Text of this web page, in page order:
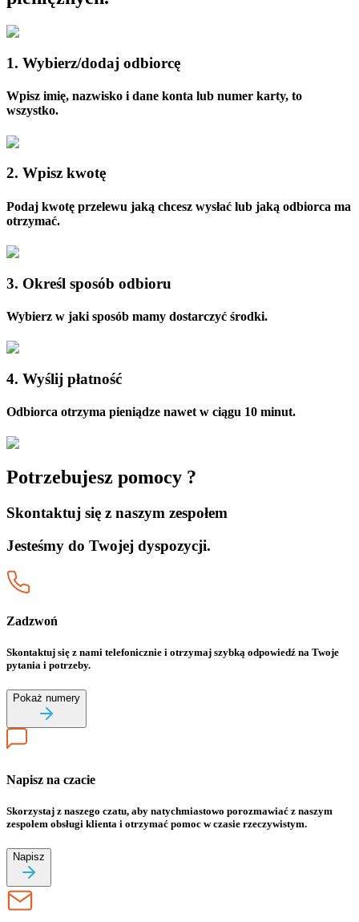
1. Wybierz/dodaj odbiorcę
Wpisz imię, nazwisko i dane konta lub numer karty, to
wszystko.
2. Wpisz kwotę
Podaj kwotę przelewu jaką chcesz wysłać lub jaką odbiorca ma
otrzymać.
3. Określ sposób odbioru
Wybierz w jaki sposób mamy dostarczyć środki.
4. Wyślij płatność
Odbiorca otrzyma pieniądze nawet w ciągu 10 minut.
Potrzebujesz pomocy ?
Skontaktuj się z naszym zespołem
Jesteśmy do Twojej dyspozycji.
Zadzwoń
Skontaktuj się z nami telefonicznie i otrzymaj szybką odpowiedź na Twoje
pytania i potrzeby.
Pokaż numery
Napisz na czacie
Skorzystaj z naszego czatu, aby natychmiastowo porozmawiać z naszym
zespołem obsługi klienta i otrzymać pomoc w czasie rzeczywistym.
Napisz